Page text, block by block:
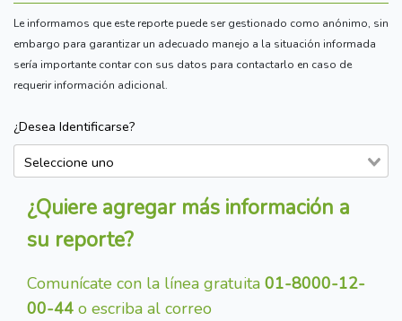
Le informamos que este reporte puede ser gestionado como anónimo, sin
embargo para garantizar un adecuado manejo a la situación informada
sería importante contar con sus datos para contactarlo en caso de
requerir información adicional.
¿Desea Identificarse?
¿Quiere agregar más información a
su reporte?
Comunícate con la línea gratuita 01-8000-12-
00-44 o escriba al correo